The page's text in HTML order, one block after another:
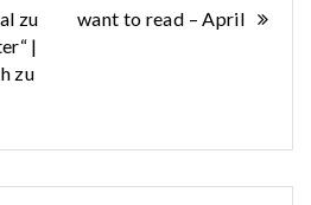
zu
|
zu
want to read – April